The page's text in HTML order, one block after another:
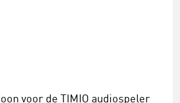
voor de TIMIO audiospeler